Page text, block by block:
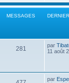
MESSAGES
281 par
11 août
par